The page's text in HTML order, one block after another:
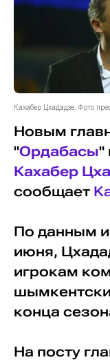
Кахабер Цхададзе. Фото
Новым
"Ордабасы"
Кахабер
сообщает
По данным
июня,
игрокам
конца
На посту